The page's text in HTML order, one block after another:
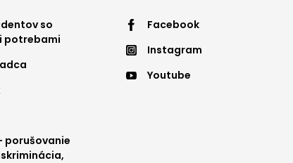
so
potrebami
porušovanie
Footer
menu
Facebook
Instagram
Youtube